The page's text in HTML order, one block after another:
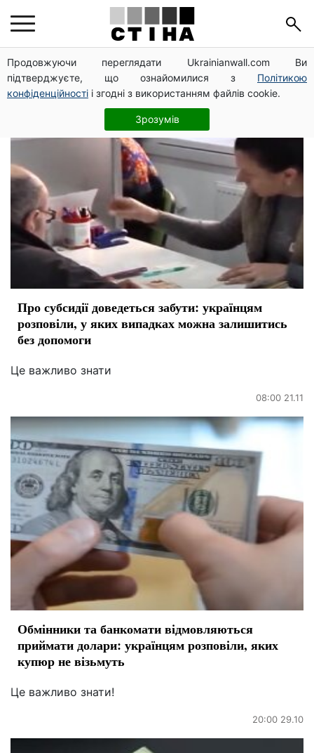
Продовжуючи переглядати Ukrainianwall.com Ви
підтверджуєте, що ознайомилися з Політикою
конфіденційності і згодні з використанням файлів cookie.
Зрозумів
отказ
Про субсидії доведеться забути: українцям
розповіли, у яких випадках можна залишитись
без допомоги
Це важливо знати
08:00 21.11
Обмінники та банкомати відмовляються
приймати долари: українцям розповіли, яких
купюр не візьмуть
Це важливо знати!
20:00 29.10